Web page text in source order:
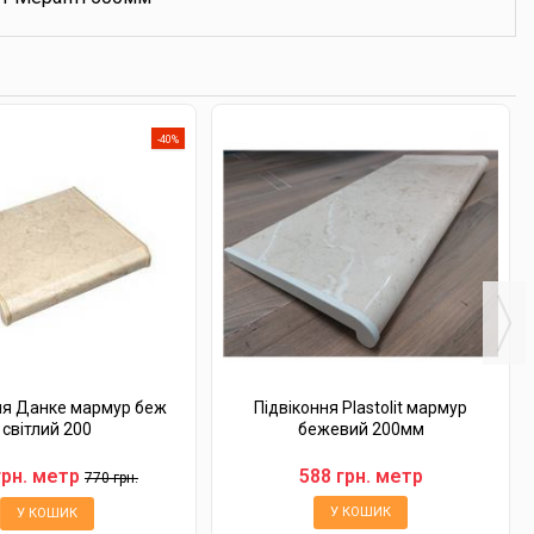
-40%
Данке мармур беж
світлий 200
метр 770 грн.
У КОШИК
Підвіконня Plastolit мармур
бежевий 200мм
588 грн. метр
У КОШИК